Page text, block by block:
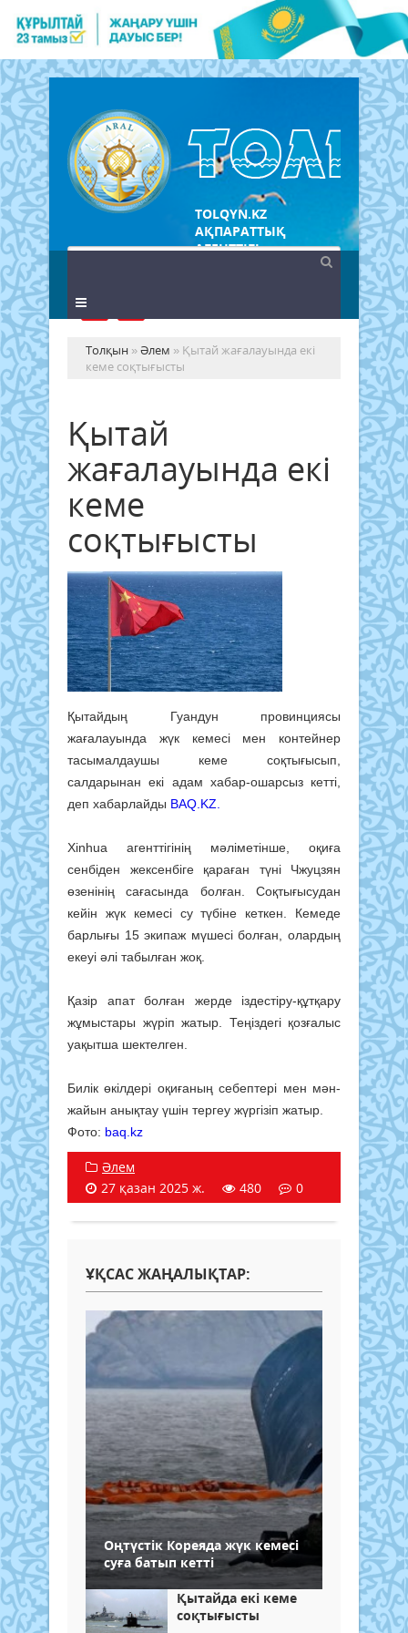
TOLQYN.KZ
АҚПАРАТТЫҚ
АГЕНТТІГІ
Толқын »Әлем » Қытай жағалауында екі
кеме соқтығысты
Қытай
жағалауында екі
кеме
соқтығысты
Қытайдың Гуандун провинциясы
жағалауында жүк кемесі мен контейнер
тасымалдаушы кеме соқтығысып,
салдарынан екі адам хабар-ошарсыз кетті,
деп хабарлайды BAQ.KZ.
Xinhua агенттігінің мәліметінше, оқиға
сенбіден жексенбіге қараған түні Чжуцзян
өзенінің сағасында болған. Соқтығысудан
кейін жүк кемесі су түбіне кеткен. Кемеде
барлығы 15 экипаж мүшесі болған, олардың
екеуі әлі табылған жоқ.
Қазір апат болған жерде іздестіру-құтқару
жұмыстары жүріп жатыр. Теңіздегі қозғалыс
уақытша шектелген.
Билік өкілдері оқиғаның себептері мен мән-
жайын анықтау үшін тергеу жүргізіп жатыр.
Фото: baq.kz
Әлем
27 қазан 2025 ж.
480 0
ҰҚСАС ЖАҢАЛЫҚТАР:
Оңтүстік Кореяда жүк кемесі
суға батып кетті
Қытайда екі кеме
соқтығысты